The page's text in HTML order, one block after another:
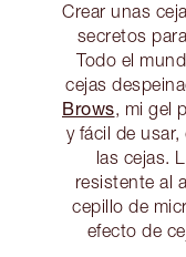
Crear unas
secretos
Todo el
cejas
Brows, mi gel
y fácil de
las cejas.
resistente al
cepillo de
efecto de